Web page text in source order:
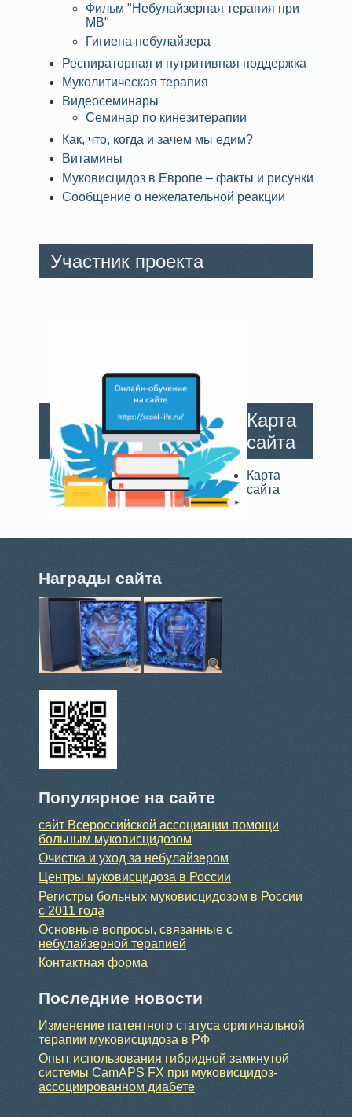
Фильм "Небулайзерная терапия при
МВ"
Гигиена небулайзера
Респираторная и нутритивная поддержка
Муколитическая терапия
Видеосеминары
Семинар по кинезитерапии
Как, что, когда и зачем мы едим?
Витамины
Муковисцидоз в Европе – факты и рисунки
Сообщение о нежелательной реакции
Участник проекта
Карта
сайта
Карта
сайта
Награды сайта
Популярное на сайте
сайт Всероссийской ассоциации помощи
больным муковисцидозом
Очистка и уход за небулайзером
Центры муковисцидоза в России
Регистры больных муковисцидозом в России
с 2011 года
Основные вопросы, связанные с
небулайзерной терапией
Контактная форма
Последние новости
Изменение патентного статуса оригинальной
терапии муковисцидоза в РФ
Опыт использования гибридной замкнутой
системы CamAPS FX при муковисцидоз-
ассоциированном диабете